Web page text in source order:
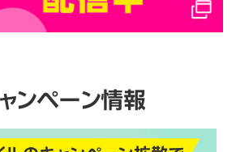
ンペーン情報